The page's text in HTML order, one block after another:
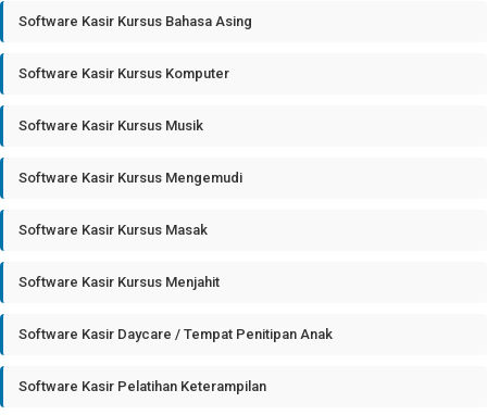
Software Kasir Kursus Bahasa Asing
Software Kasir Kursus Komputer
Software Kasir Kursus Musik
Software Kasir Kursus Mengemudi
Software Kasir Kursus Masak
Software Kasir Kursus Menjahit
Software Kasir Daycare / Tempat Penitipan Anak
Software Kasir Pelatihan Keterampilan